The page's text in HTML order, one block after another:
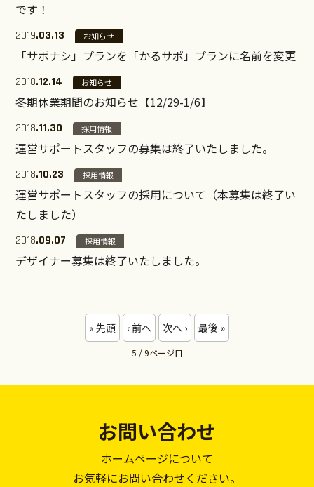
です！
2019.03.13 お知らせ
「サポナシ」プランを「かるサポ」プランに名前を変更
2018.12.14 お知らせ
冬期休業期間のお知らせ【12/29-1/6】
2018.11.30 採用情報
運営サポートスタッフの募集は終了いたしました。
2018.10.23 採用情報
運営サポートスタッフの採用について（本募集は終了い
たしました）
2018.09.07 採用情報
デザイナー募集は終了いたしました。
5 / 9
« 先頭 ‹ 前へ 次へ › 最後 »
お問い合わせ
ホームページについて
お気軽にお問い合わせください。